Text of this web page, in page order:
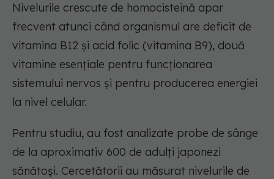
Nivelurile crescute de homocisteină apar
frecvent atunci când organismul are deficit de
vitamina B12 și acid folic (vitamina B9), două
vitamine esențiale pentru funcționarea
sistemului nervos și pentru producerea energiei
la nivel celular.
Pentru studiu, au fost analizate probe de sânge
de la aproximativ 600 de adulți japonezi
sănătoși. Cercetătorii au măsurat nivelurile de